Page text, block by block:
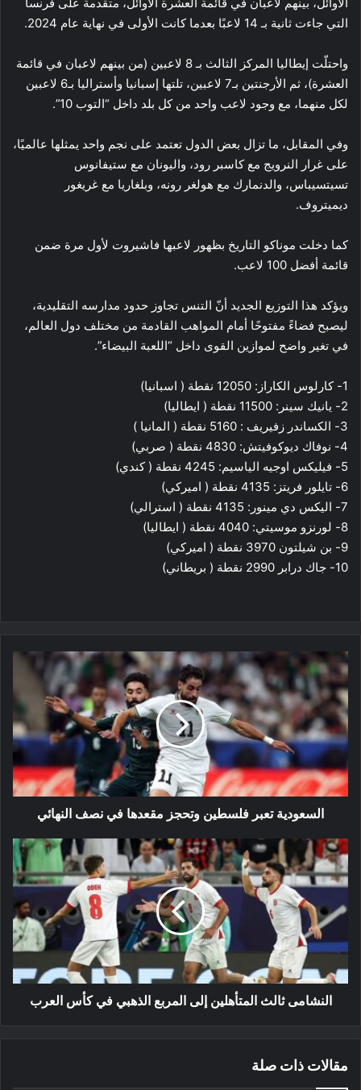
التي جاءت ثانية بـ 14 لاعبًا بعدما كانت الأولى في نهاية عام 2024.
واحتلّت إيطاليا المركز الثالث بـ 8 لاعبين (من بينهم لاعبان في قائمة
العشرة)، ثم الأرجنتين بـ7 لاعبين، تلتها إسبانيا وأستراليا بـ6 لاعبين
لكل منهما، مع وجود لاعب واحد من كل بلد داخل “التوب 10”.
وفي المقابل، ما تزال بعض الدول تعتمد على نجم واحد يمثلها عالميًا،
على غرار النرويج مع كاسبر رود، واليونان مع ستيفانوس
تسيتسيباس، والدنمارك مع هولغر رونه، وبلغاريا مع غريغور
ديميتروف.
كما دخلت موناكو التاريخ بظهور لاعبها فاشيروت لأول مرة ضمن
قائمة أفضل 100 لاعب.
ويؤكد هذا التوزيع الجديد أنّ التنس تجاوز حدود مدارسه التقليدية،
ليصبح فضاءً مفتوحًا أمام المواهب القادمة من مختلف دول العالم،
في تغير واضح لموازين القوى داخل “اللعبة البيضاء”.
1- كارلوس الكاراز: 12050 نقطة ( اسبانيا)
2- يانيك سينر: 11500 نقطة ( ايطاليا)
3- الكساندر زفيريف : 5160 نقطة ( المانيا )
4- نوفاك ديوكوفيتش: 4830 نقطة ( صربي)
5- فيليكس اوجيه الياسيم: 4245 نقطة ( كندي)
6- تايلور فريتز: 4135 نقطة ( اميركي)
7- اليكس دي مينور: 4135 نقطة ( استرالي)
8- لورنزو موسيتي: 4040 نقطة ( ايطاليا)
9- بن شيلتون 3970 نقطة ( اميركي)
10- جاك درابر 2990 نقطة ( بريطاني)
السعودية
تعبر
فلسطين
وتحجز
مقعدها
في
النهائي
السعودية تعبر فلسطين وتحجز مقعدها في نصف النهائي
النشامى
ثالث
المتأهلين
المربع
الذهبي
في
العرب
النشامى ثالث المتأهلين إلى المربع الذهبي في كأس العرب
مقالات ذات صلة